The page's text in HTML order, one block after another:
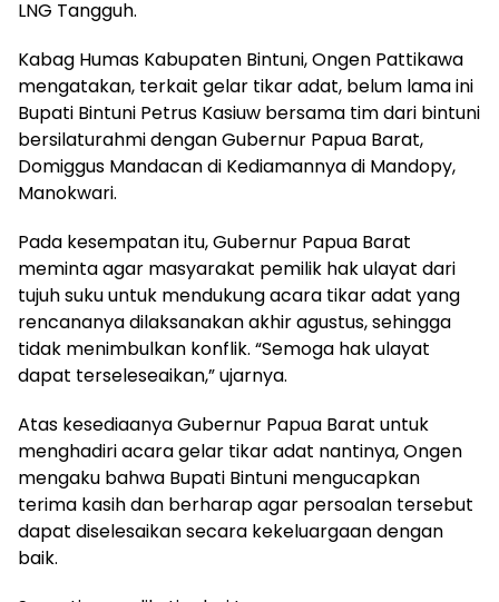
LNG Tangguh.
Kabag Humas Kabupaten Bintuni, Ongen Pattikawa
mengatakan, terkait gelar tikar adat, belum lama ini
Bupati Bintuni Petrus Kasiuw bersama tim dari bintuni
bersilaturahmi dengan Gubernur Papua Barat,
Domiggus Mandacan di Kediamannya di Mandopy,
Manokwari.
Pada kesempatan itu, Gubernur Papua Barat
meminta agar masyarakat pemilik hak ulayat dari
tujuh suku untuk mendukung acara tikar adat yang
rencananya dilaksanakan akhir agustus, sehingga
tidak menimbulkan konflik. “Semoga hak ulayat
dapat terseleseaikan,” ujarnya.
Atas kesediaanya Gubernur Papua Barat untuk
menghadiri acara gelar tikar adat nantinya, Ongen
mengaku bahwa Bupati Bintuni mengucapkan
terima kasih dan berharap agar persoalan tersebut
dapat diselesaikan secara kekeluargaan dengan
baik.